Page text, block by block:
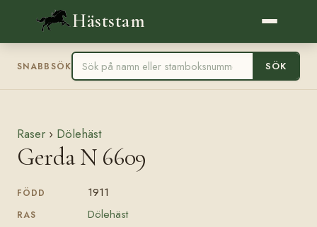
Häststam
SNABBSÖK SÖK
Raser › Dölehäst
Gerda N 6609
FÖDD 1911
RAS Dölehäst